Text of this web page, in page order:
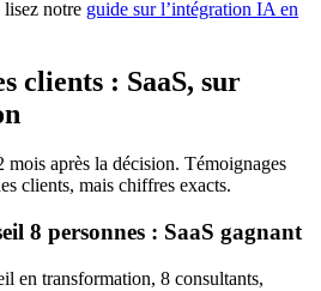
lisez notre guide sur l’intégration IA en
clients : SaaS, sur
mois après la décision. Témoignages
clients, mais chiffres exacts.
8 personnes : SaaS gagnant
en transformation, 8 consultants,